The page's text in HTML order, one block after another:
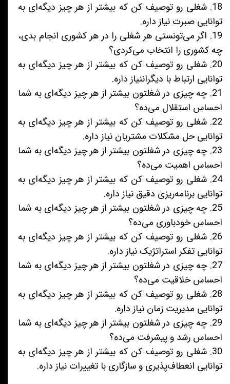
18. شغلی رو توصیف کن که بیشتر از هر چیز دیگه‌ای به
توانایی صبرت نیاز داره.
19. اگر می‌تونستی هر شغلی را در هر کشوری انجام بدی،
چه کشوری را انتخاب می‌کردی؟
20. شغلی رو توصیف کن که بیشتر از هر چیز دیگه‌ای به
توانایی ارتباط با دیگراننیاز داره.
21. چه چیزی در شغلتون بیشتر از هر چیز دیگه‌ای به شما
احساس استقلال می‌ده؟
22. شغلی رو توصیف کن که بیشتر از هر چیز دیگه‌ای به
توانایی حل مشکلات مشتریان نیاز داره.
23. چه چیزی در شغلتون بیشتر از هر چیز دیگه‌ای به شما
احساس اهمیت می‌ده؟
24. شغلی رو توصیف کن که بیشتر از هر چیز دیگه‌ای به
توانایی برنامه‌ریزی دقیق نیاز داره.
25. چه چیزی در شغلتون بیشتر از هر چیز دیگه‌ای به شما
احساس خودباوری می‌ده؟
26. شغلی رو توصیف کن که بیشتر از هر چیز دیگه‌ای به
توانایی تفکر استراتژیک نیاز داره.
27. چه چیزی در شغلتون بیشتر از هر چیز دیگه‌ای به شما
احساس خلاقیت می‌ده؟
28. شغلی رو توصیف کن که بیشتر از هر چیز دیگه‌ای به
توانایی مدیریت زمان نیاز داره.
29. چه چیزی در شغلتون بیشتر از هر چیز دیگه‌ای به شما
احساس رشد و پیشرفت می‌ده؟
30. شغلی رو توصیف کن که بیشتر از هر چیز دیگه‌ای به
توانایی انعطاف‌پذیری و سازگاری با تغییرات نیاز داره.